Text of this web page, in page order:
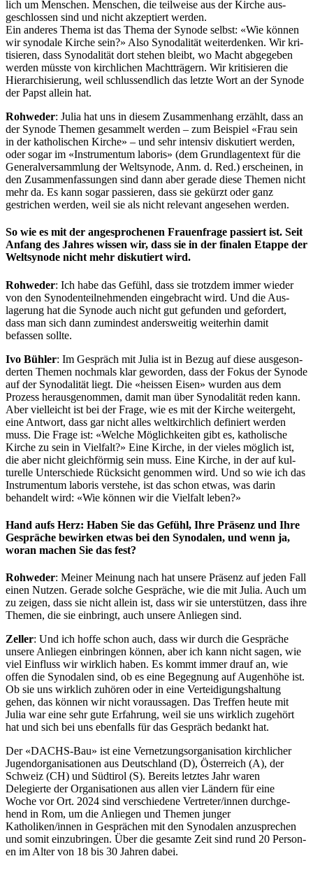
lich um Men­schen. Men­schen, die teil­weise aus der Kirche aus­
geschlossen sind und nicht akzep­tiert wer­den.
Ein anderes The­ma ist das The­ma der Syn­ode selb­st: «Wie kön­nen
wir syn­odale Kirche sein?» Also Syn­odal­ität wei­t­er­denken. Wir kri­
tisieren, dass Syn­odal­ität dort ste­hen bleibt, wo Macht abgegeben
wer­den müsste von kirch­lichen Macht­trägern. Wir kri­tisieren die
Hier­ar­chisierung, weil schlussendlich das let­zte Wort an der Syn­ode
der Papst allein hat.
Rohwed­er: Julia hat uns in diesem Zusam­men­hang erzählt, dass an
der Syn­ode The­men gesam­melt wer­den – zum Beispiel «Frau sein
in der katholis­chen Kirche» – und sehr inten­siv disku­tiert wer­den,
oder sog­ar im «Instru­men­tum laboris» (dem Grund­la­gen­text für die
Gen­er­alver­samm­lung der Welt­syn­ode, Anm. d. Red.) erscheinen, in
den Zusam­men­fas­sun­gen sind dann aber ger­ade diese The­men nicht
mehr da. Es kann sog­ar passieren, dass sie ­gekürzt oder ganz
gestrichen wer­den, weil sie als nicht rel­e­vant ange­se­hen wer­den.
So wie es mit der angesprochenen Frauenfrage passiert ist. Seit
Anfang des Jahres wissen wir, dass sie in der finalen Etappe der
Weltsynode nicht mehr diskutiert wird.
Rohwed­er: Ich habe das Gefühl, dass sie trotz­dem immer wieder
von den Syn­oden­teil­nehmenden einge­bracht wird. Und die Aus­
lagerung hat die Syn­ode auch nicht gut gefun­den und gefordert,
dass man sich dann zumin­d­est ander­sweit­ig weit­er­hin damit
befassen sollte.
Ivo Büh­ler: Im Gespräch mit Julia ist in Bezug auf diese aus­geson­
derten The­men nochmals klar gewor­den, dass der Fokus der Syn­ode
auf der Syn­odal­ität liegt. Die «heis­sen Eisen» wur­den aus dem
Prozess her­ausgenom­men, damit man über Syn­odal­ität reden kann.
Aber vielle­icht ist bei der Frage, wie es mit der Kirche weit­erge­ht,
eine Antwort, dass gar nicht alles weltkirch­lich definiert wer­den
muss. Die Frage ist: «Welche Möglichkeit­en gibt es, katholis­che
Kirche zu sein in Vielfalt?» Eine Kirche, in der vieles möglich ist,
die aber nicht gle­ich­för­mig sein muss. Eine Kirche, in der auf kul­
turelle Unter­schiede Rück­sicht genom­men wird. Und so wie ich das
Instru­men­tum laboris ver­ste­he, ist das schon etwas, was darin
behan­delt wird: «Wie kön­nen wir die Vielfalt leben?»
Hand aufs Herz: Haben Sie das Gefühl, Ihre Präsenz und Ihre
Gespräche bewirken etwas bei den Synodalen, und wenn ja,
woran machen Sie das fest?
Rohwed­er: Mein­er Mei­n­ung nach hat unsere Präsenz auf jeden Fall
einen Nutzen. Ger­ade solche Gespräche, wie die mit Julia. Auch um
zu zeigen, dass sie nicht allein ist, dass wir sie unter­stützen, dass ihre
The­men, die sie ein­bringt, auch unsere Anliegen sind.
Zeller: Und ich hoffe schon auch, dass wir durch die Gespräche
unsere Anliegen ein­brin­gen kön­nen, aber ich kann nicht sagen, wie
viel Ein­fluss wir wirk­lich haben. Es kommt immer drauf an, wie
offen die Syn­odalen sind, ob es eine Begeg­nung auf Augen­höhe ist.
Ob sie uns wirk­lich zuhören oder in eine Vertei­di­gung­shal­tung
gehen, das kön­nen wir nicht voraus­sagen. Das Tre­f­fen heute mit
Julia war eine sehr gute Erfahrung, weil sie uns wirk­lich zuge­hört
hat und sich bei uns eben­falls für das Gespräch bedankt hat.
Der «DACHS-Bau» ist eine Ver­net­zung­sor­gan­i­sa­tion kirch­lich­er
Jugen­dor­gan­i­sa­tio­nen aus Deutsch­land (D), Öster­re­ich (A), der
Schweiz (CH) und Südtirol (S). Bere­its let­ztes Jahr waren
Delegierte der Organ­i­sa­tio­nen aus allen vier Län­dern für eine
Woche vor Ort. 2024 sind ver­schiedene Vertreter/innen durchge­
hend in Rom, um die Anliegen und The­men junger
Katholiken/innen in Gesprächen mit den Syn­odalen anzus­prechen
und somit einzubrin­gen. Über die gesamte Zeit sind rund 20 Per­so­n­
en im Alter von 18 bis 30 Jahren dabei.